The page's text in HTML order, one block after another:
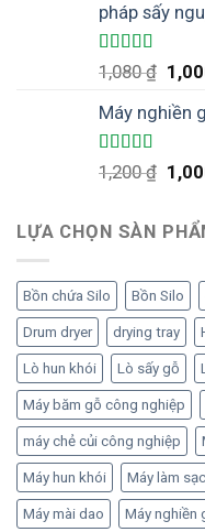
pháp sấy
Được xếp
hạng
5.00
5
sao
1,080₫ Giá
là:
Máy nghiền
Được xếp
hạng
5.00
5
1,200₫ Giá
là:
1,200
LỰA CHỌN SÀN
Bồn chứa Silo Bồn Silo
Drum dryer drying tray
Lò hun khói Lò sấy gỗ
Máy băm gỗ công nghiệp
máy chẻ củi công nghiệp
Máy hun khói Máy làm
Máy mài dao Máy nghiền